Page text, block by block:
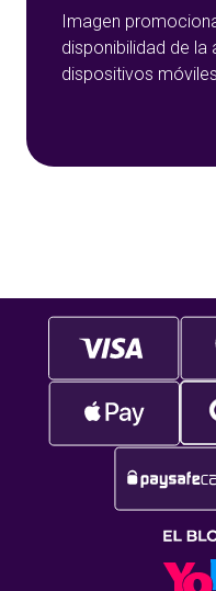
Imagen
disponibilidad de la
dispositivos